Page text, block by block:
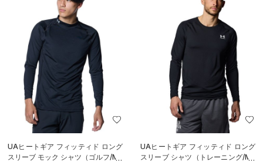
UAヒートギア フィッティド ロング
スリーブ モック シャツ（ゴルフ/ME
UAヒートギア フィッティド ロング
スリーブ シャツ（トレーニング/ME